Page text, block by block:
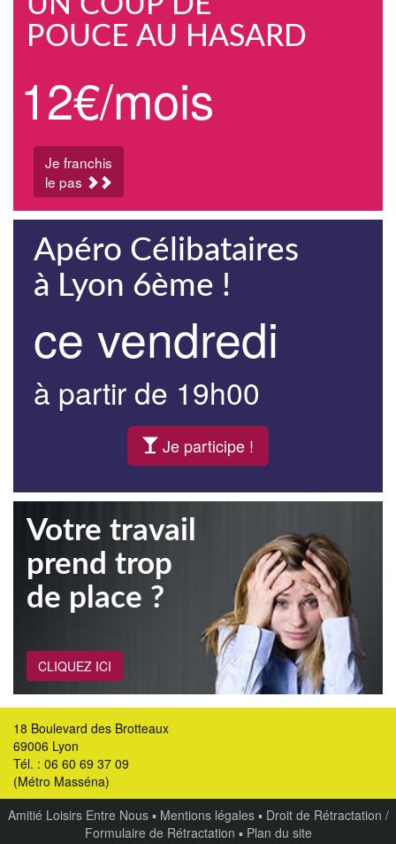
POUCE AU HASARD
12€/mois
Je franchis
le pas
Apéro Célibataires
à Lyon 6ème !
ce vendredi
à partir de 19h00
Je participe !
Votre travail
prend trop
de place ?
CLIQUEZ ICI
18 Boulevard des Brotteaux
69006 Lyon
Tél. : 06 60 69 37 09
(Métro Masséna)
Amitié Loisirs Entre Nous▪ Mentions légales▪ Droit de Rétractation /
Formulaire de Rétractation ▪ Plan du site